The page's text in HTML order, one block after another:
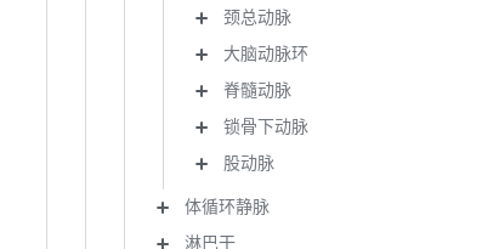
颈总动脉
大脑动脉环
脊髓动脉
锁骨下动脉
股动脉
体循环静脉
淋巴干